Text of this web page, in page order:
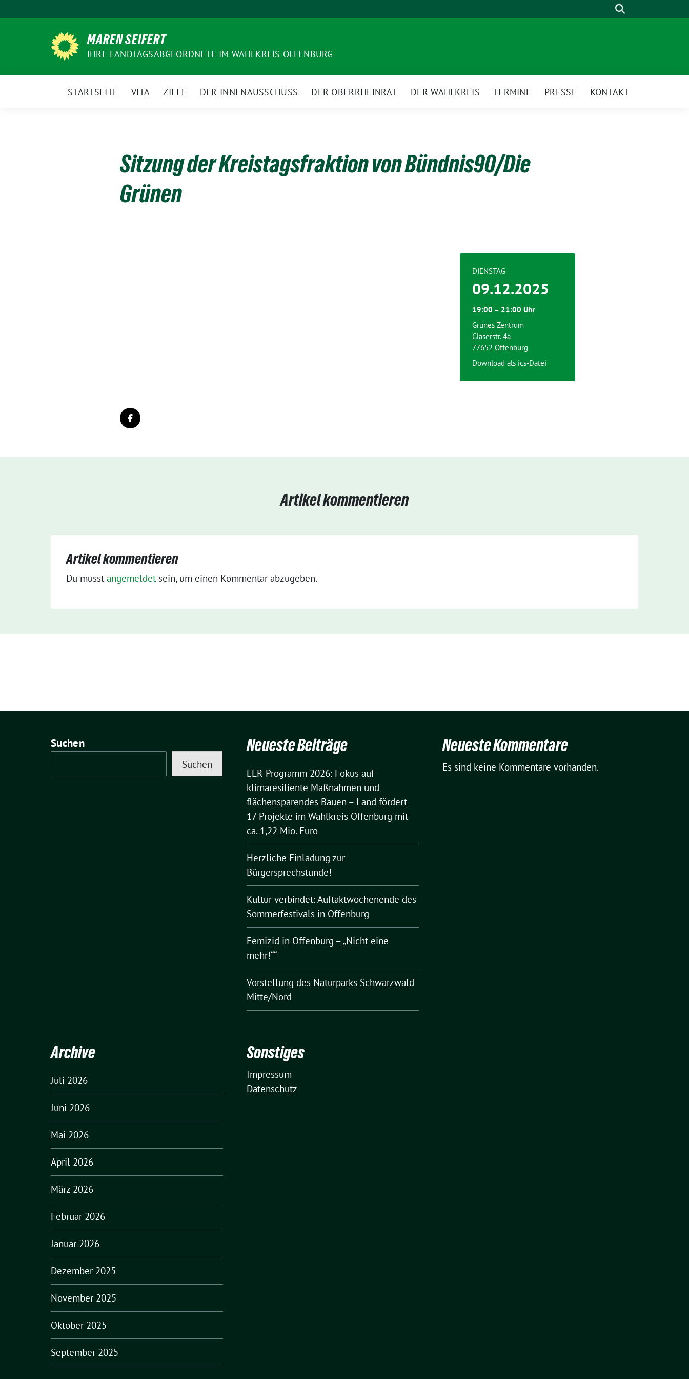
zum
Suche
MAREN SEIFERT
IHRE LANDTAGSABGEORDNETE IM WAHLKREIS OFFENBURG
STARTSEITE VITA ZIELE DER INNENAUSSCHUSS DER OBERRHEINRAT DER WAHLKREIS TERMINE PRESSE KONTAKT
Sitzung der Kreistagsfraktion von Bündnis90/Die
Grünen
DIENSTAG
09.12.2025
19:00 – 21:00 Uhr
Grünes Zentrum
Glaserstr. 4a
77652 Offenburg
Download als ics-Datei
Artikel kommentieren
Artikel kommentieren
Du musst angemeldet sein, um einen Kommentar abzugeben.
Suchen
Suchen
Neueste Beiträge
ELR-Programm 2026: Fokus auf
klimaresiliente Maßnahmen und
flächensparendes Bauen – Land fördert
17 Projekte im Wahlkreis Offenburg mit
ca. 1,22 Mio. Euro
Herzliche Einladung zur
Bürgersprechstunde!
Kultur verbindet: Auftaktwochenende des
Sommerfestivals in Offenburg
Femizid in Offenburg – „Nicht eine
mehr!““
Vorstellung des Naturparks Schwarzwald
Mitte/Nord
Neueste Kommentare
Es sind keine Kommentare vorhanden.
Archive
Juli 2026
Juni 2026
Mai 2026
April 2026
März 2026
Februar 2026
Januar 2026
Dezember 2025
November 2025
Oktober 2025
September 2025
Sonstiges
Impressum
Datenschutz